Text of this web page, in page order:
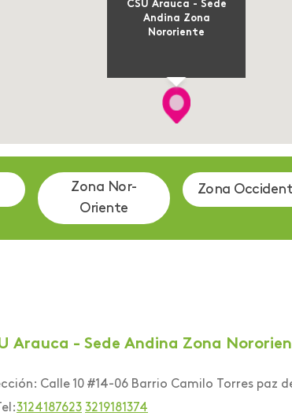
CSU Arauca - Sede
Andina Zona
Nororiente
Zona Nor-
Oriente
Zona
Arauca - Sede Andina Zona
Calle 10 #14-06 Barrio Camilo Torres paz
3124187623 3219181374